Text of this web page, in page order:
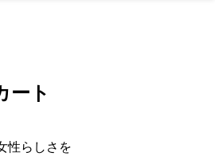
ート
性らしさを